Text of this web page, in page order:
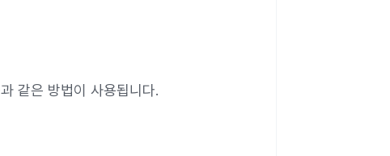
같은 방법이 사용됩니다.